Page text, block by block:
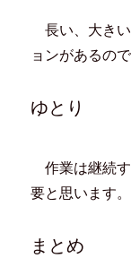
長い、大き
ョンがあるの
ゆとり
作業は継続
要と思います。
まとめ